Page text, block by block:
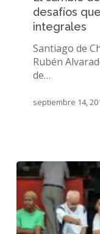
desafíos
respuestas
integrales
desafíos
integrales
Santiago de
Rubén
de…
septiembre 14,